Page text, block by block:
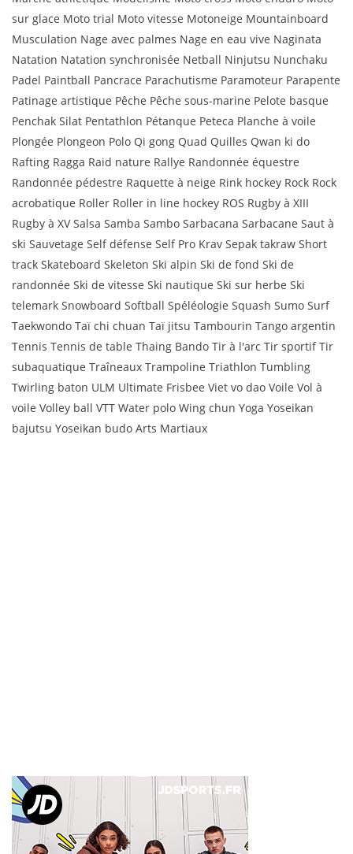
sur glace Moto trial Moto vitesse Motoneige Mountainboard
Musculation Nage avec palmes Nage en eau vive Naginata
Natation Natation synchronisée Netball Ninjutsu Nunchaku
Padel Paintball Pancrace Parachutisme Paramoteur Parapente
Patinage artistique Pêche Pêche sous-marine Pelote basque
Penchak Silat Pentathlon Pétanque Peteca Planche à voile
Plongée Plongeon Polo Qi gong Quad Quilles Qwan ki do
Rafting Ragga Raid nature Rallye Randonnée équestre
Randonnée pédestre Raquette à neige Rink hockey Rock Rock
acrobatique Roller Roller in line hockey ROS Rugby à XIII
Rugby à XV Salsa Samba Sambo Sarbacana Sarbacane Saut à
ski Sauvetage Self défense Self Pro Krav Sepak takraw Short
track Skateboard Skeleton Ski alpin Ski de fond Ski de
randonnée Ski de vitesse Ski nautique Ski sur herbe Ski
telemark Snowboard Softball Spéléologie Squash Sumo Surf
Taekwondo Taï chi chuan Taï jitsu Tambourin Tango argentin
Tennis Tennis de table Thaing Bando Tir à l'arc Tir sportif Tir
subaquatique Traîneaux Trampoline Triathlon Tumbling
Twirling baton ULM Ultimate Frisbee Viet vo dao Voile Vol à
voile Volley ball VTT Water polo Wing chun Yoga Yoseikan
bajutsu Yoseikan budo Arts Martiaux